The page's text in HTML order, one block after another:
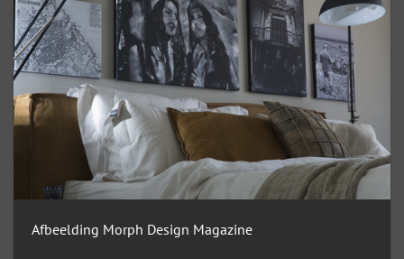
Afbeelding Morph Design Magazine